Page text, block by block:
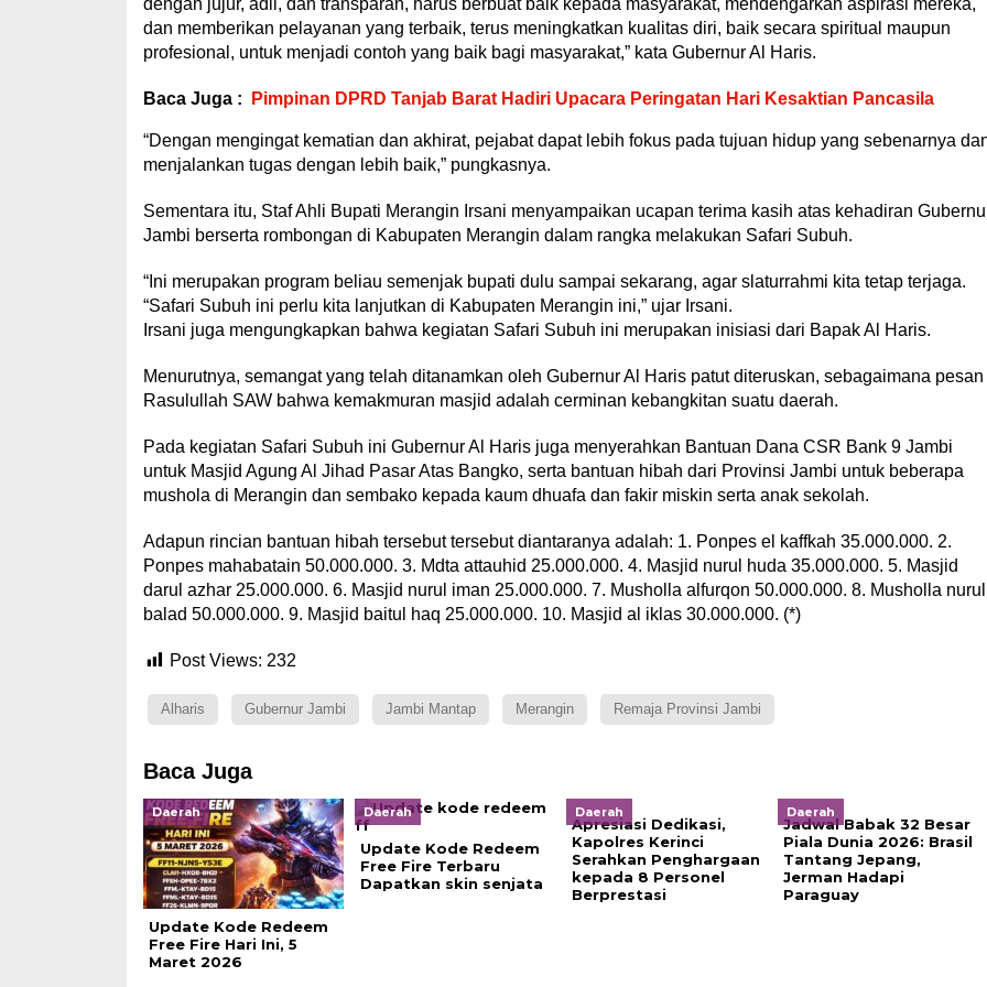
dengan jujur, adil, dan transparan, harus berbuat baik kepada masyarakat, mendengarkan aspirasi mereka,
dan memberikan pelayanan yang terbaik, terus meningkatkan kualitas diri, baik secara spiritual maupun
profesional, untuk menjadi contoh yang baik bagi masyarakat,” kata Gubernur Al Haris.
Baca Juga : Pimpinan DPRD Tanjab Barat Hadiri Upacara Peringatan Hari Kesaktian Pancasila
“Dengan mengingat kematian dan akhirat, pejabat dapat lebih fokus pada tujuan hidup yang sebenarnya
menjalankan tugas dengan lebih baik,” pungkasnya.
Sementara itu, Staf Ahli Bupati Merangin Irsani menyampaikan ucapan terima kasih atas kehadiran
Jambi berserta rombongan di Kabupaten Merangin dalam rangka melakukan Safari Subuh.
“Ini merupakan program beliau semenjak bupati dulu sampai sekarang, agar slaturrahmi kita tetap terjaga.
“Safari Subuh ini perlu kita lanjutkan di Kabupaten Merangin ini,” ujar Irsani.
Irsani juga mengungkapkan bahwa kegiatan Safari Subuh ini merupakan inisiasi dari Bapak Al Haris.
Menurutnya, semangat yang telah ditanamkan oleh Gubernur Al Haris patut diteruskan, sebagaimana pesan
Rasulullah SAW bahwa kemakmuran masjid adalah cerminan kebangkitan suatu daerah.
Pada kegiatan Safari Subuh ini Gubernur Al Haris juga menyerahkan Bantuan Dana CSR Bank 9 Jambi
untuk Masjid Agung Al Jihad Pasar Atas Bangko, serta bantuan hibah dari Provinsi Jambi untuk beberapa
mushola di Merangin dan sembako kepada kaum dhuafa dan fakir miskin serta anak sekolah.
Adapun rincian bantuan hibah tersebut tersebut diantaranya adalah: 1. Ponpes el kaffkah 35.000.000. 2.
Ponpes mahabatain 50.000.000. 3. Mdta attauhid 25.000.000. 4. Masjid nurul huda 35.000.000. 5. Masjid
darul azhar 25.000.000. 6. Masjid nurul iman 25.000.000. 7. Musholla alfurqon 50.000.000. 8. Musholla nurul
balad 50.000.000. 9. Masjid baitul haq 25.000.000. 10. Masjid al iklas 30.000.000. (*)
Post Views: 232
Alharis Gubernur Jambi Jambi Mantap Merangin Remaja Provinsi Jambi
Baca Juga
Daerah
Update Kode Redeem
Free Fire Hari Ini, 5
Maret 2026
Daerah
Update Kode Redeem
Free Fire Terbaru
Dapatkan skin senjata
Daerah
Apresiasi Dedikasi,
Kapolres Kerinci
Serahkan Penghargaan
kepada 8 Personel
Berprestasi
Daerah
Jadwal Babak 32 Besar
Piala Dunia 2026: Brasil
Tantang Jepang,
Jerman Hadapi
Paraguay